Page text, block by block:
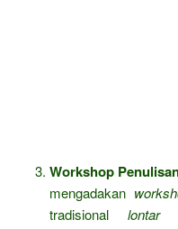
Workshop
mengadakan
tradisional lontar